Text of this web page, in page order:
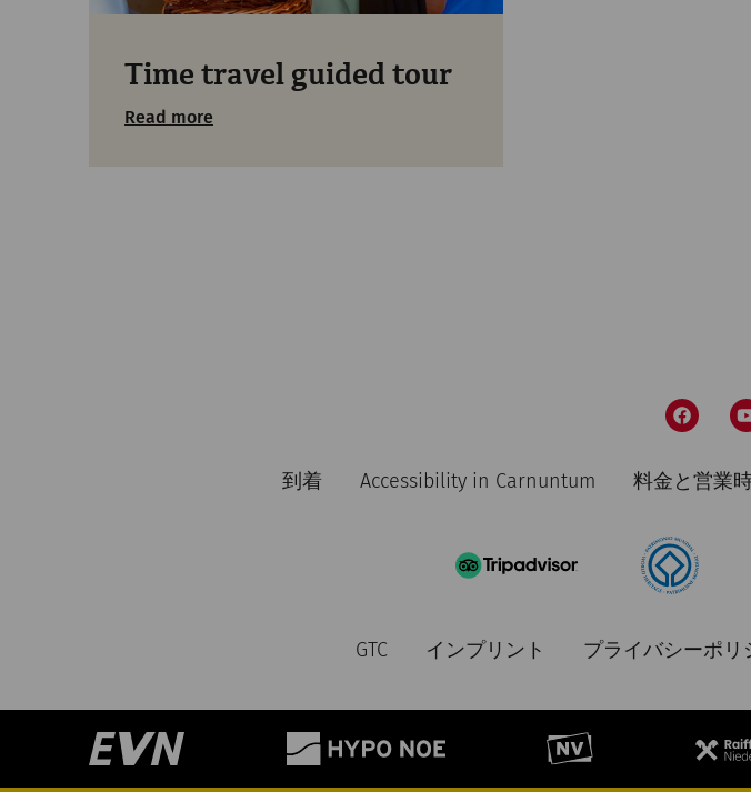
Time travel guided tour
Read more
到着 Accessibility in Carnuntum 料金と営業
GTC インプリント プライバシーポリ